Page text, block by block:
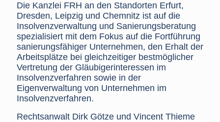
Die Kanzlei FRH an den Standorten Erfurt,
Dresden, Leipzig und Chemnitz ist auf die
Insolvenzverwaltung und Sanierungsberatung
spezialisiert mit dem Fokus auf die Fortführung
sanierungsfähiger Unternehmen, den Erhalt der
Arbeitsplätze bei gleichzeitiger bestmöglicher
Vertretung der Gläubigerinteressen im
Insolvenzverfahren sowie in der
Eigenverwaltung von Unternehmen im
Insolvenzverfahren.
Rechtsanwalt Dirk Götze und Vincent Thieme